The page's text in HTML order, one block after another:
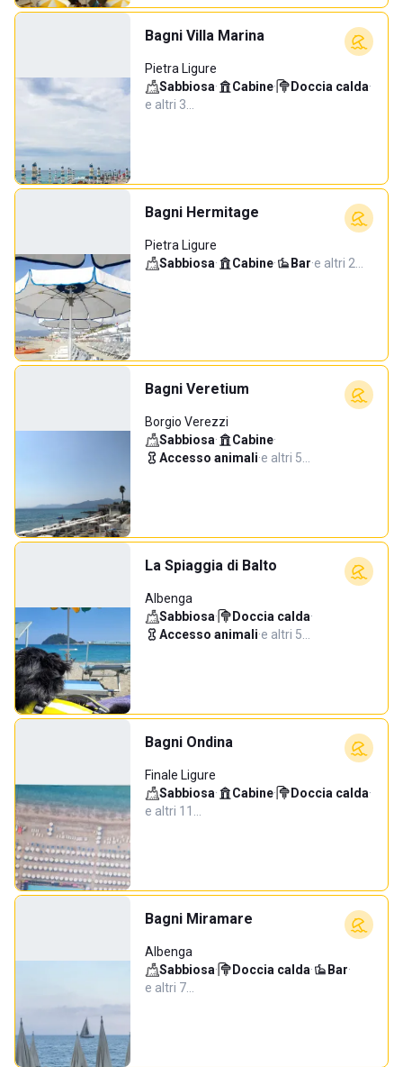
Bagni Villa Marina
Pietra Ligure
Sabbiosa· Cabine· Doccia calda·
e altri 3…
Bagni Hermitage
Pietra Ligure
Sabbiosa· Cabine· Bar·e altri 2…
Bagni Veretium
Borgio Verezzi
Sabbiosa· Cabine·
Accesso animali·e altri 5…
La Spiaggia di Balto
Albenga
Sabbiosa· Doccia calda·
Accesso animali·e altri 5…
Bagni Ondina
Finale Ligure
Sabbiosa· Cabine· Doccia calda·
e altri 11…
Bagni Miramare
Albenga
Sabbiosa· Doccia calda· Bar·
e altri 7…